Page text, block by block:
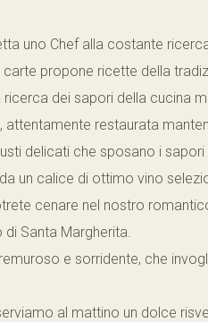
uno Chef alla costante
carte propone ricette della
dei sapori della cucina
attentamente restaurata
delicati che sposano i
un calice di ottimo vino
cenare nel nostro
Santa Margherita.
e sorridente, che
al mattino un dolce